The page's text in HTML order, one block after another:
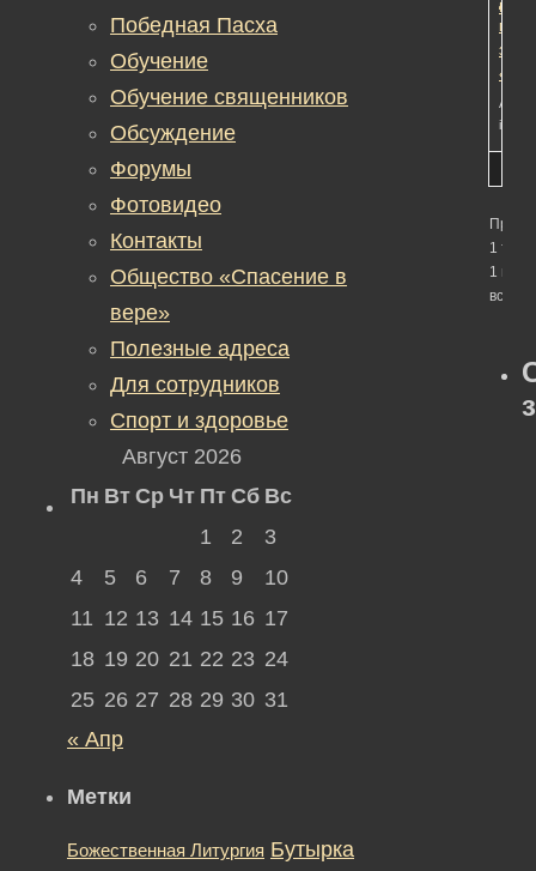
in:
1
1 по 1
всего)
Победная Пасха
Обучение
Обучение священников
Обсуждение
Форумы
Фотовидео
Контакты
Общество «Спасение в
вере»
Полезные адреса
Для сотрудников
Спорт и здоровье
Август 2026
Пн Вт Ср Чт Пт Сб Вс
1
2
3
4
5 6 7 8 9
10
11 12 13 14 15 16 17
18 19 20 21 22 23 24
25 26 27 28 29 30 31
« Апр
Метки
Божественная Литургия Бутырка